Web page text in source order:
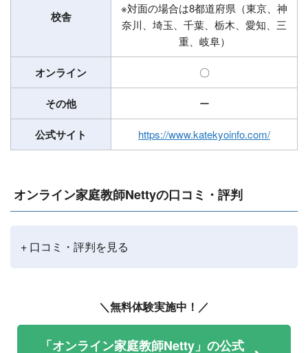
校舎
※対面の場合は8都道府県（東京、神
奈川、埼玉、千葉、栃木、愛知、三
重、岐阜）
オンライン 〇
その他 ー
公式サイト https://www.katekyoinfo.com/
オンライン家庭教師Nettyの口コミ・評判
+ 口コミ・評判を見る
＼無料体験実施中！／
「オンライン家庭教師Netty」の公式